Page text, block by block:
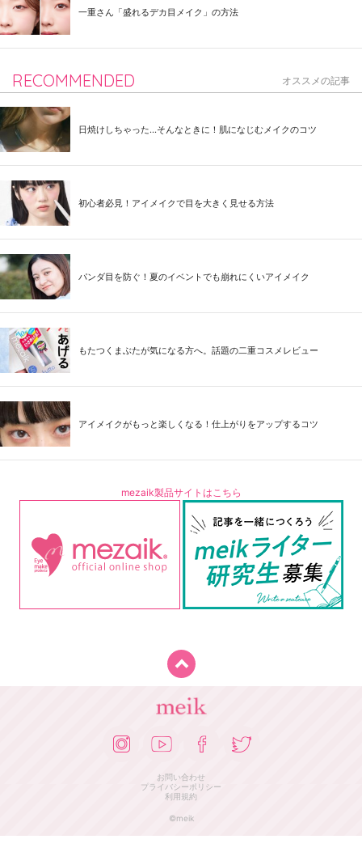
一重さん「盛れるデカ目メイク」の方法
RECOMMENDED オススメの記事
日焼けしちゃった...そんなときに！肌になじむメイクのコツ
初心者必見！アイメイクで目を大きく見せる方法
パンダ目を防ぐ！夏のイベントでも崩れにくいアイメイク
もたつくまぶたが気になる方へ。話題の二重コスメレビュー
アイメイクがもっと楽しくなる！仕上がりをアップするコツ
mezaik製品サイトはこちら
お問い合わせ
プライバシーポリシー
利用規約
©meik